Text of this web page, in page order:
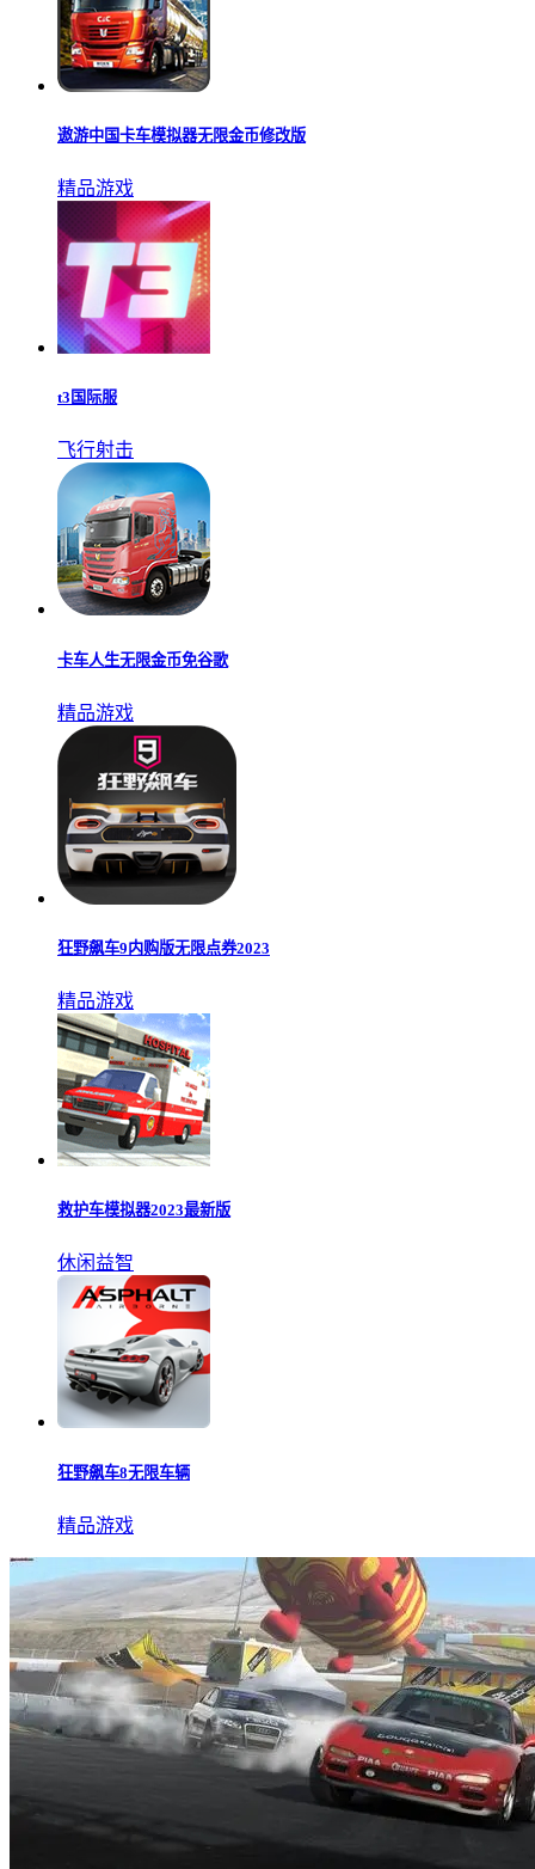
遨游中国卡车模拟器无限金币修改版
精品游戏
t3国际服
飞行射击
卡车人生无限金币免谷歌
精品游戏
狂野飙车9内购版无限点券2023
精品游戏
救护车模拟器2023最新版
休闲益智
狂野飙车8无限车辆
精品游戏